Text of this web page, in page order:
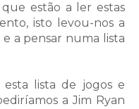
estão a ler estas
isto levou-nos a
e a pensar numa lista
esta lista de jogos e
a Jim Ryan